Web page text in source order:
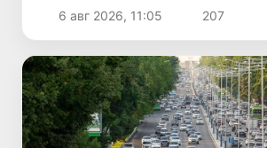
6 авг 2026, 11:05 207